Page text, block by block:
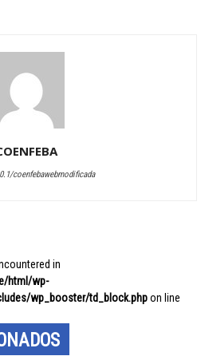
coenfebawebmodificada
in
html/wp-
wp_booster/td_block.phpon line